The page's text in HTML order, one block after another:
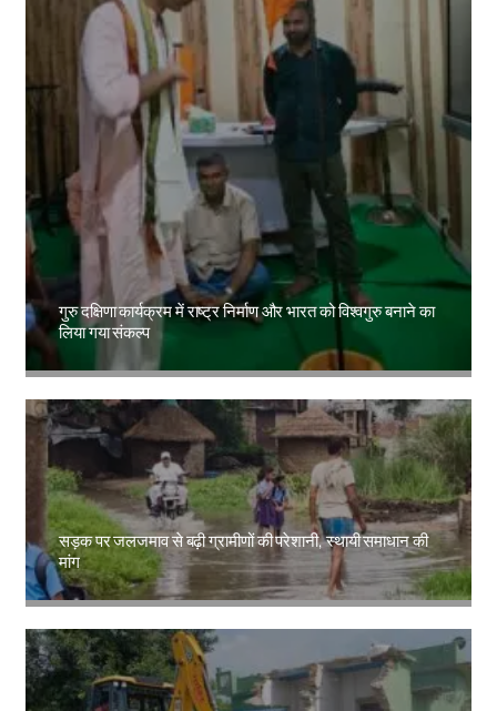
गुरु दक्षिणा कार्यक्रम में राष्ट्र निर्माण और भारत को विश्वगुरु बनाने का
लिया गया संकल्प
सड़क पर जलजमाव से बढ़ी ग्रामीणों की परेशानी, स्थायी समाधान की
मांग
Amit Lekh